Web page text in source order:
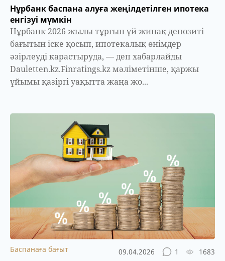
Нұрбанк баспана алуға жеңілдетілген ипотека
енгізуі мүмкін
Нұрбанк 2026 жылы тұрғын үй жинақ депозиті
бағытын іске қосып, ипотекалық өнімдер
әзірлеуді қарастыруда, — деп хабарлайды
Dauletten.kz.Finratings.kz мәліметінше, қаржы
ұйымы қазіргі уақытта жаңа жо...
Баспанаға бағыт 09.04.2026 1 1683